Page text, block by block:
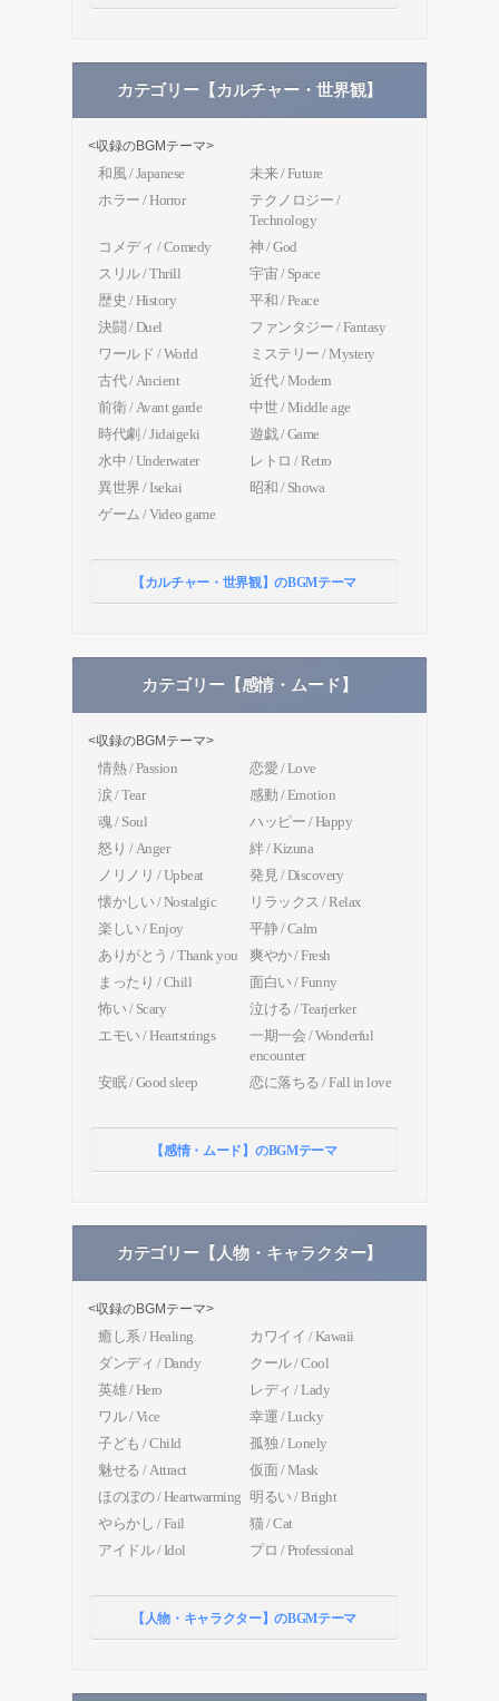
カテゴリー【カルチャー・世界観】
<収録のBGMテーマ>
和風 / Japanese
未来 / Future
ホラー / Horror
テクノロジー /
Technology
コメディ / Comedy
神 / God
スリル / Thrill
宇宙 / Space
歴史 / History
平和 / Peace
決闘 / Duel
ファンタジー / Fantasy
ワールド / World
ミステリー / Mystery
古代 / Ancient
近代 / Modern
前衛 / Avant garde
中世 / Middle age
時代劇 / Jidaigeki
遊戯 / Game
水中 / Underwater
レトロ / Retro
異世界 / Isekai
昭和 / Showa
ゲーム / Video game
【カルチャー・世界観】のBGMテーマ
カテゴリー【感情・ムード】
<収録のBGMテーマ>
情熱 / Passion
恋愛 / Love
涙 / Tear
感動 / Emotion
魂 / Soul
ハッピー / Happy
怒り / Anger
絆 / Kizuna
ノリノリ / Upbeat
発見 / Discovery
懐かしい / Nostalgic
リラックス / Relax
楽しい / Enjoy
平静 / Calm
ありがとう / Thank you
爽やか / Fresh
まったり / Chill
面白い / Funny
怖い / Scary
泣ける / Tearjerker
エモい / Heartstrings
一期一会 / Wonderful
encounter
安眠 / Good sleep
恋に落ちる / Fall in love
【感情・ムード】のBGMテーマ
カテゴリー【人物・キャラクター】
<収録のBGMテーマ>
癒し系 / Healing
カワイイ / Kawaii
ダンディ / Dandy
クール / Cool
英雄 / Hero
レディ / Lady
ワル / Vice
幸運 / Lucky
子ども / Child
孤独 / Lonely
魅せる / Attract
仮面 / Mask
ほのぼの / Heartwarming 明るい / Bright
やらかし / Fail
猫 / Cat
アイドル / Idol
プロ / Professional
【人物・キャラクター】のBGMテーマ